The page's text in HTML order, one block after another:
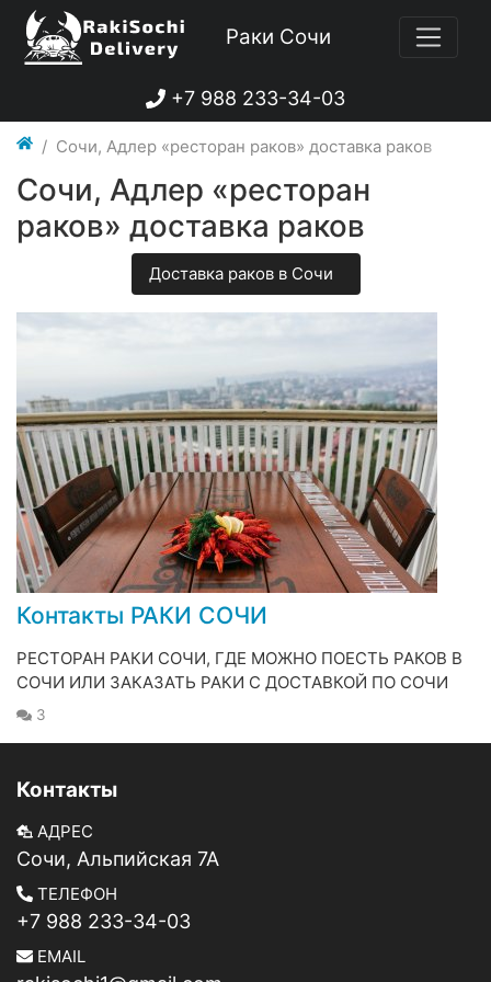
Раки Сочи
+7 988 233-34-03
Сочи, Адлер «ресторан раков» доставка раков
Сочи, Адлер «ресторан
раков» доставка раков
Доставка раков в Сочи
Контакты РАКИ СОЧИ
РЕСТОРАН РАКИ СОЧИ, ГДЕ МОЖНО ПОЕСТЬ РАКОВ В
СОЧИ ИЛИ ЗАКАЗАТЬ РАКИ С ДОСТАВКОЙ ПО СОЧИ
3
Контакты
АДРЕС
Сочи, Альпийская 7А
ТЕЛЕФОН
+7 988 233-34-03
EMAIL